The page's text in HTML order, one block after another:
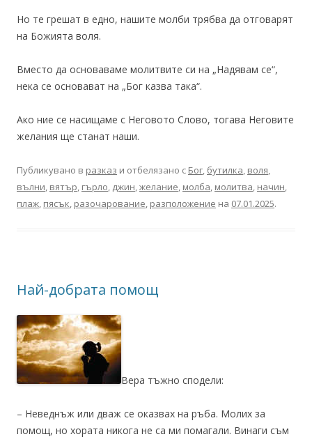
Но те грешат в едно, нашите молби трябва да отговарят
на Божията воля.
Вместо да основаваме молитвите си на „Надявам се“,
нека се основават на „Бог казва така“.
Ако ние се насищаме с Неговото Слово, тогава Неговите
желания ще станат наши.
Публикувано в разказ и отбелязано с Бог, бутилка, воля,
вълни, вятър, гърло, джин,желание, молба, молитва, начин,
плаж, пясък, разочарование, разположение на 07.01.2025.
Най-добрата помощ
Вера тъжно сподели:
– Неведнъж или дваж се оказвах на ръба. Молих за
помощ, но хората никога не са ми помагали. Винаги съм